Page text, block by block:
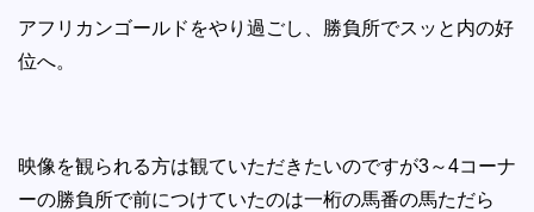
アフリカンゴールドをやり過ごし、勝負所でスッと内の好
位へ。
映像を観られる方は観ていただきたいのですが3～4コーナ
ーの勝負所で前につけていたのは一桁の馬番の馬ただら